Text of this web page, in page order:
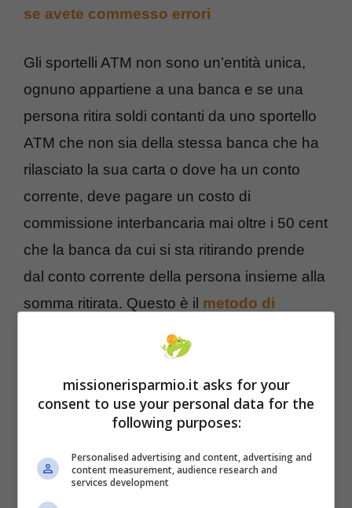
se avete commesso errori
Gli sportelli ATM non sono un’entità unica,
ognuno appartiene a una banca e se una
persona ritira soldi contanti da uno sportello
ATM che non sia della stessa banca che ha
rilasciato la sua carta o dove ha un conto
corrente, deve pagare un costo di
commissione interbancaria mai oltre i 50 cent
che la banca da cui si sta ritirando prende
dal conto corrente della persona insieme alla
somma ritirata. Questo è il metodo di
remunerazione in circolarità
sportelli ATM oggi, ma qualcosa sta per
cambiare.missionerisparmio.it asks for your
consent to use your personal data for the
following purposes:
Personalised advertising and content, advertising and
content measurement, audience research and
services development